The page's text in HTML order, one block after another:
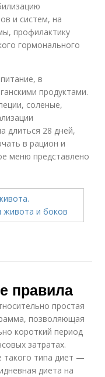
и систем, на
профилактику
гормонального
в
продуктами.
соленые,
длиться 28 дней,
в рацион и
меню представлено
правила
простая
позволяющая
короткий период
затратах.
такого типа диет —
диета на